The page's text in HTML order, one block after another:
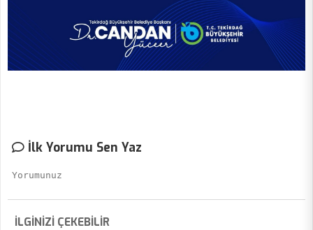
İlk Yorumu Sen Yaz
İLGİNİZİ ÇEKEBİLİR